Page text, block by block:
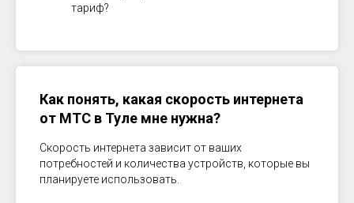
тариф?
Как понять, какая скорость интернета
от МТС в Туле мне нужна?
Скорость интернета зависит от ваших
потребностей и количества устройств, которые вы
планируете использовать.